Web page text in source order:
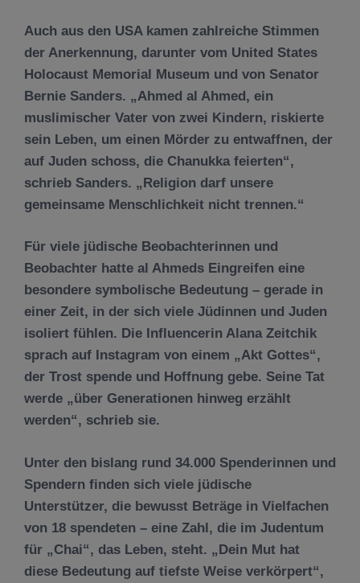
Auch aus den USA kamen zahlreiche Stimmen
der Anerkennung, darunter vom United States
Holocaust Memorial Museum und von Senator
Bernie Sanders. „Ahmed al Ahmed, ein
muslimischer Vater von zwei Kindern, riskierte
sein Leben, um einen Mörder zu entwaffnen, der
auf Juden schoss, die Chanukka feierten“,
schrieb Sanders. „Religion darf unsere
gemeinsame Menschlichkeit nicht trennen.“
Für viele jüdische Beobachterinnen und
Beobachter hatte al Ahmeds Eingreifen eine
besondere symbolische Bedeutung – gerade in
einer Zeit, in der sich viele Jüdinnen und Juden
isoliert fühlen. Die Influencerin Alana Zeitchik
sprach auf Instagram von einem „Akt Gottes“,
der Trost spende und Hoffnung gebe. Seine Tat
werde „über Generationen hinweg erzählt
werden“, schrieb sie.
Unter den bislang rund 34.000 Spenderinnen und
Spendern finden sich viele jüdische
Unterstützer, die bewusst Beträge in Vielfachen
von 18 spendeten – eine Zahl, die im Judentum
für „Chai“, das Leben, steht. „Dein Mut hat
diese Bedeutung auf tiefste Weise verkörpert“,